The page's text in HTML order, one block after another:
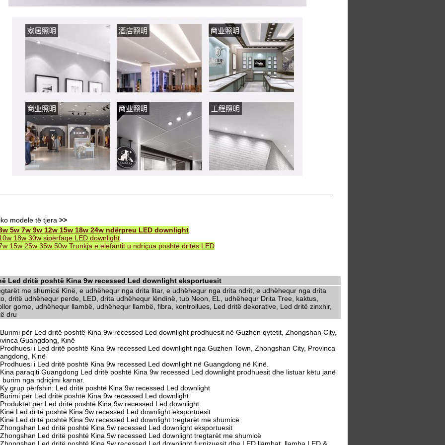
modele të tjera >>
5w 7w 9w 12w 15w 18w 24w ndërpreu LED downlight
18w 30w sipërfaqe LED downlight
15w 25w 35w 50w Trunkja e elefantit u ndriçua poshtë dritës LED
Led dritë poshtë Kina 9w recessed Led downlight eksportuesit
me shumicë Kinë, e udhëhequr nga drita litar, e udhëhequr nga drita ndrit, e udhëhequr nga drita
dritë udhëhequr perde, LED, drita udhëhequr lëndinë, tub Neon, EL, udhëhequr Drita Tree, kaktus,
gome, udhëhequr llambë, udhëhequr llambë, fibra, kontrollues, Led dritë dekorative, Led dritë zinxhir,
dru
Burimi për Led dritë poshtë Kina 9w recessed Led downlight prodhuesit në Guzhen qytetit, Zhongshan City,
Guangdong, Kinë
Prodhuesi i Led dritë poshtë Kina 9w recessed Led downlight nga Guzhen Town, Zhongshan City, Provinca
Kinë
Prodhuesi i Led dritë poshtë Kina 9w recessed Led downlight në Guangdong në Kinë.
Kina paraqiti Guangdong Led dritë poshtë Kina 9w recessed Led downlight prodhuesit dhe listuar këtu janë
burim nga ndriçimi karnar.
Ky grup përfshin: Led dritë poshtë Kina 9w recessed Led downlight
Burimi për Led dritë poshtë Kina 9w recessed Led downlight
Produktet për Led dritë poshtë Kina 9w recessed Led downlight
Kinë Led dritë poshtë Kina 9w recessed Led downlight eksportuesit
Kinë Led dritë poshtë Kina 9w recessed Led downlight tregtarët me shumicë
Zhongshan Led dritë poshtë Kina 9w recessed Led downlight eksportuesit
Zhongshan Led dritë poshtë Kina 9w recessed Led downlight tregtarët me shumicë